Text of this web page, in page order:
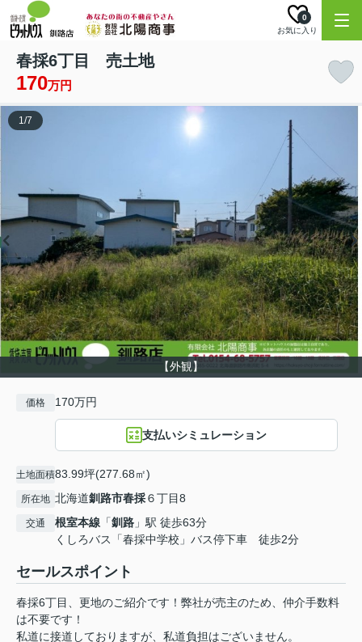
お気に入り
0
春採6丁目 売土地
170万円
【外観】
1/7
価格 170万円
支払いシミュレーション
土地面積83.99坪(277.68㎡)
所在地 北海道釧路市春採６丁目8
交通 根室本線 「釧路 」駅 徒歩63分
くしろバス「春採中学校」バス停下車 徒歩2分
セールスポイント
春採6丁目、更地のご紹介です！弊社が売主のため、仲介手数料
は不要です！
私道に接道しておりますが、私道負担はございません。